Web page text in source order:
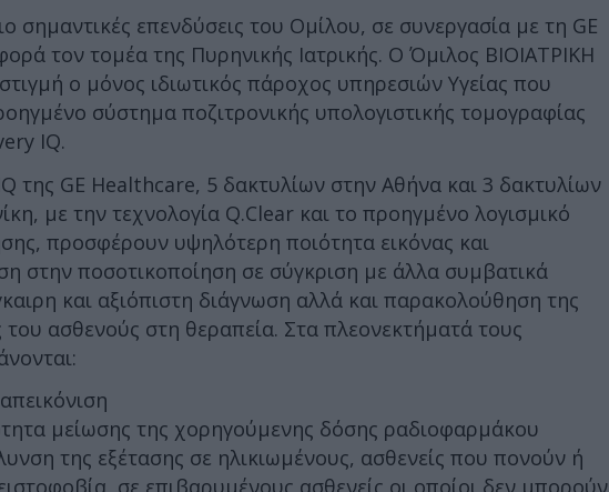
σημαντικές επενδύσεις του Ομίλου, σε συνεργασία με τη GE
τον τομέα της Πυρηνικής Ιατρικής. Ο Όμιλος ΒΙΟΙΑΤΡΙΚΗ
ο μόνος ιδιωτικός πάροχος υπηρεσιών Υγείας που
σύστημα ποζιτρονικής υπολογιστικής τοµογραφίας
IQ.
της GE Healthcare, 5 δακτυλίων στην Αθήνα και 3 δακτυλίων
µε την τεχνολογία Q.Clear και το προηγμένο λογισμικό
προσφέρουν υψηλότερη ποιότητα εικόνας και
στην ποσοτικοποίηση σε σύγκριση με άλλα συμβατικά
και αξιόπιστη διάγνωση αλλά και παρακολούθηση της
του ασθενούς στη θεραπεία. Στα πλεονεκτήματά τους
μείωσης της χορηγούμενης δόσης ραδιοφαρμάκου
της εξέτασης σε ηλικιωμένους, ασθενείς που πονούν ή
σε επιβαρυμένους ασθενείς οι οποίοι δεν μπορούν